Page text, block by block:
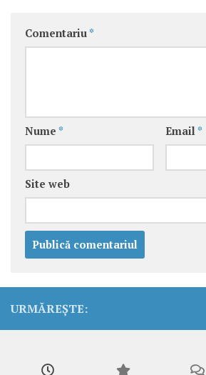
Comentariu *
Nume * Email *
Site web
URMĂREȘTE: